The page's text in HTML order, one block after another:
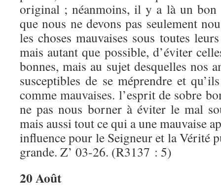
original ; néanmoins, il y a là un
que nous ne devons pas seulement
les choses mauvaises sous toutes
mais autant que possible, d’éviter
bonnes, mais au sujet desquelles nos
susceptibles de se méprendre et
comme mauvaises. l’esprit de sobre
ne pas nous borner à éviter le mal
mais aussi tout ce qui a une mauvaise
influence pour le Seigneur et la Vérité
grande. Z’ 03-26. (R3137 : 5)
20 Août